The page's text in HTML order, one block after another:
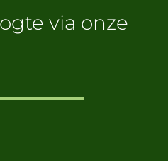
via onze